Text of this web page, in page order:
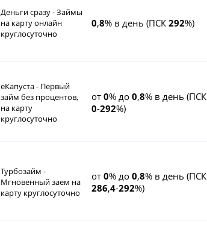
Деньги сразу - Займы
на карту онлайн
круглосуточно
0,8% в день (ПСК 292%)
еКапуста - Первый
займ без процентов,
на карту
круглосуточно
от 0% до 0,8% в день (ПСК
0-292%)
Турбозайм -
Мгновенный заем на
карту круглосуточно
от 0% до 0,8% в день (ПСК
286,4-292%)